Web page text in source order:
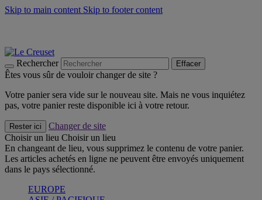
Skip to main content Skip to footer content
Rechercher Effacer
Êtes vous sûr de vouloir changer de site ?
Votre panier sera vide sur le nouveau site. Mais ne vous inquiétez
pas, votre panier reste disponible ici à votre retour.
Rester ici
Changer de site
Choisir un lieu Choisir un lieu
En changeant de lieu, vous supprimez le contenu de votre panier.
Les articles achetés en ligne ne peuvent être envoyés uniquement
dans le pays sélectionné.
EUROPE